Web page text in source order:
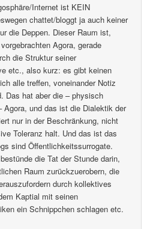
Internet ist KEIN
chattet/bloggt ja auch keiner
die Deppen. Dieser Raum ist,
Agora, gerade
die Struktur seiner
etc., also kurz: es gibt keinen
alle treffen, voneinander Notiz
Das hat aber die – physisch
Agora, und das ist die Dialektik der
nur in der Beschränkung, nicht
Toleranz halt. Und das ist das
sind Öffentlichkeitssurrogate.
die Tat der Stunde darin,
Raum zurückzuerobern, die
durch kollektives
Kaptial mit seinen
ein Schnippchen schlagen etc.